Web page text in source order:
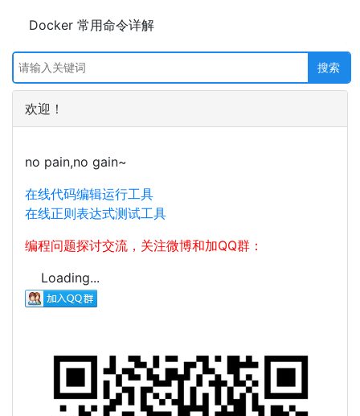
Docker 常用命令详解
欢迎！
no pain,no gain~
在线代码编辑运行工具
在线正则表达式测试工具
编程问题探讨交流，关注微博和加QQ群：
Loading...